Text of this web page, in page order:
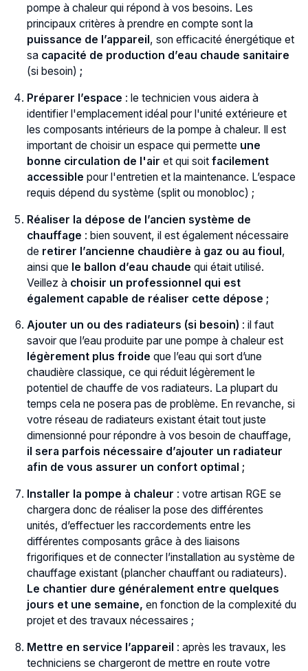
pompe à chaleur qui répond à vos besoins. Les
principaux critères à prendre en compte sont la
puissance de l’appareil, son efficacité énergétique et
sa capacité de production d’eau chaude sanitaire
(si besoin) ;
Préparer l’espace : le technicien vous aidera à
identifier l'emplacement idéal pour l'unité extérieure et
les composants intérieurs de la pompe à chaleur. Il est
important de choisir un espace qui permette une
bonne circulation de l'air et qui soitfacilement
accessible pour l'entretien et la maintenance. L’espace
requis dépend du système (split ou monobloc) ;
Réaliser la dépose de l’ancien système de
chauffage : bien souvent, il est également nécessaire
de retirer l’ancienne chaudière à gaz ou au fioul,
ainsi que le ballon d’eau chaude qui était utilisé.
Veillez à choisir un professionnel qui est
également capable de réaliser cette dépose ;
Ajouter un ou des radiateurs (si besoin) : il faut
savoir que l’eau produite par une pompe à chaleur est
légèrement plus froide que l’eau qui sort d’une
chaudière classique, ce qui réduit légèrement le
potentiel de chauffe de vos radiateurs. La plupart du
temps cela ne posera pas de problème. En revanche, si
votre réseau de radiateurs existant était tout juste
dimensionné pour répondre à vos besoin de chauffage,
il sera parfois nécessaire d’ajouter un radiateur
afin de vous assurer un confort optimal ;
Installer la pompe à chaleur : votre artisan RGE se
chargera donc de réaliser la pose des différentes
unités, d’effectuer les raccordements entre les
différentes composants grâce à des liaisons
frigorifiques et de connecter l’installation au système de
chauffage existant (plancher chauffant ou radiateurs).
Le chantier dure généralement entre quelques
jours et une semaine, en fonction de la complexité du
projet et des travaux nécessaires ;
Mettre en service l’appareil : après les travaux, les
techniciens se chargeront de mettre en route votre